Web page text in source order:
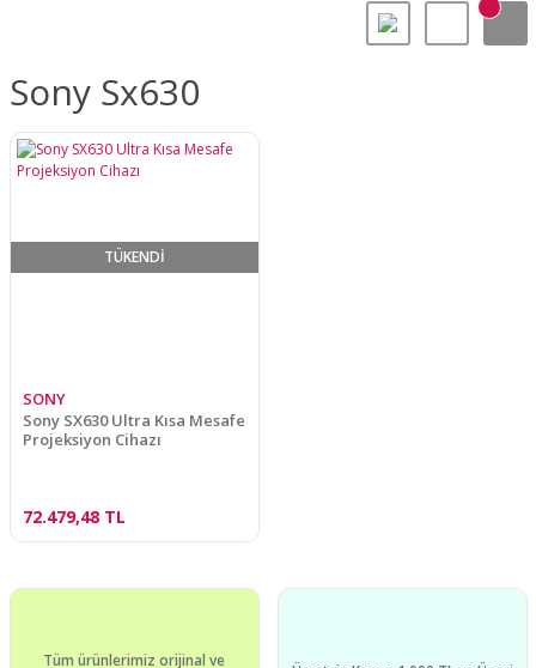
Sony Sx630
TÜKENDİ
SONY
Sony SX630 Ultra Kısa Mesafe
Projeksiyon Cihazı
72.479,48 TL
Tüm ürünlerimiz orijinal ve